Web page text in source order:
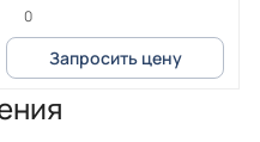
0
Запросить цену